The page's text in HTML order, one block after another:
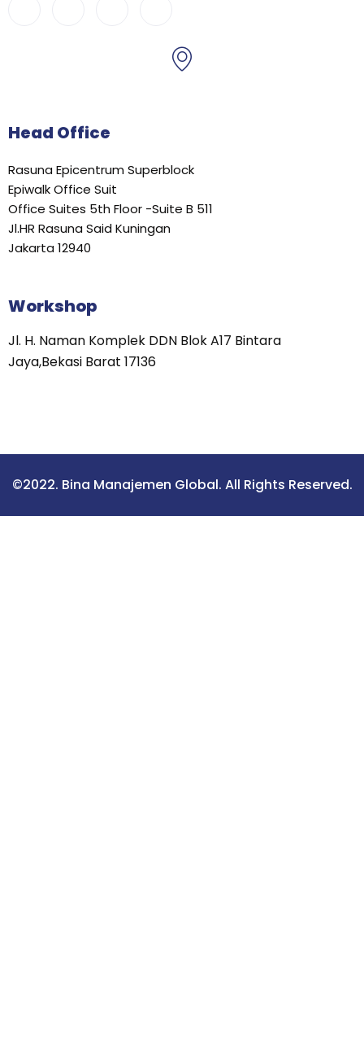
Head Office
Rasuna Epicentrum Superblock
Epiwalk Office Suit
Office Suites 5th Floor -Suite B 511
Jl.HR Rasuna Said Kuningan
Jakarta 12940
Workshop
Jl. H. Naman Komplek DDN Blok A17 Bintara
Jaya,Bekasi Barat 17136
©2022. Bina Manajemen Global. All Rights Reserved.